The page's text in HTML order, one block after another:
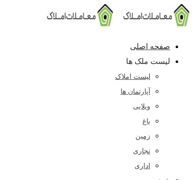
پرش
به
صفحه اصلی
لیست ملک ها
لیست املاک
آپارتمان ها
ویلایی
باغ
زمین
تجاری
اداری